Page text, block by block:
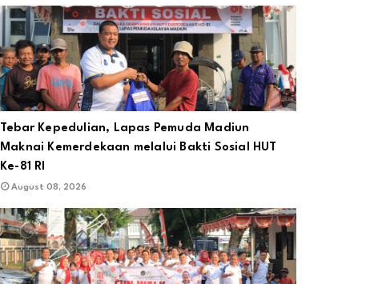
Tebar Kepedulian, Lapas Pemuda Madiun
Maknai Kemerdekaan melalui Bakti Sosial HUT
Ke-81 RI
August 08, 2026